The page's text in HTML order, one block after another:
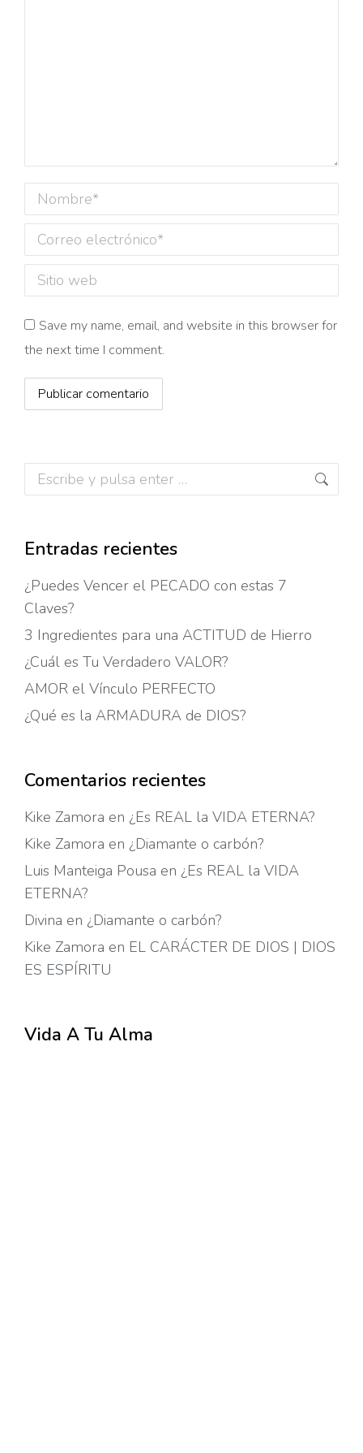
Nombre *
Correo electrónico *
Sitio web
Save my name, email, and website in this browser for
the next time I comment.
Publicar comentario
Buscar:
Entradas recientes
¿Puedes Vencer el PECADO con estas 7
Claves?
3 Ingredientes para una ACTITUD de Hierro
¿Cuál es Tu Verdadero VALOR?
AMOR el Vínculo PERFECTO
¿Qué es la ARMADURA de DIOS?
Comentarios recientes
Kike Zamora en ¿Es REAL la VIDA ETERNA?
Kike Zamora en ¿Diamante o carbón?
Luis Manteiga Pousa en ¿Es REAL la VIDA
ETERNA?
Divina en ¿Diamante o carbón?
Kike Zamora en EL CARÁCTER DE DIOS | DIOS
ES ESPÍRITU
Vida A Tu Alma